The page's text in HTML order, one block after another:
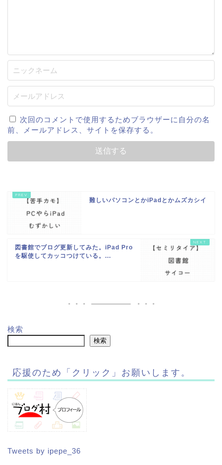
次回のコメントで使用するためブラウザーに自分の名
前、メールアドレス、サイトを保存する。
難しいパソコンとかiPadとかムズカシイ
図書館でブログ更新してみた。iPad Pro
を駆使してカッコつけている。...
検索
検索
応援のため「クリック」お願いします。
Tweets by ipepe_36